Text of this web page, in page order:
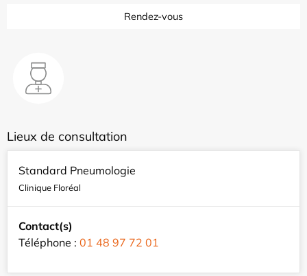
Rendez-vous
Lieux de consultation
Standard Pneumologie
Clinique Floréal
Contact(s)
Téléphone : 01 48 97 72 01